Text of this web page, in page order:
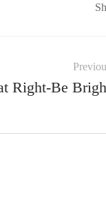
Right-Be